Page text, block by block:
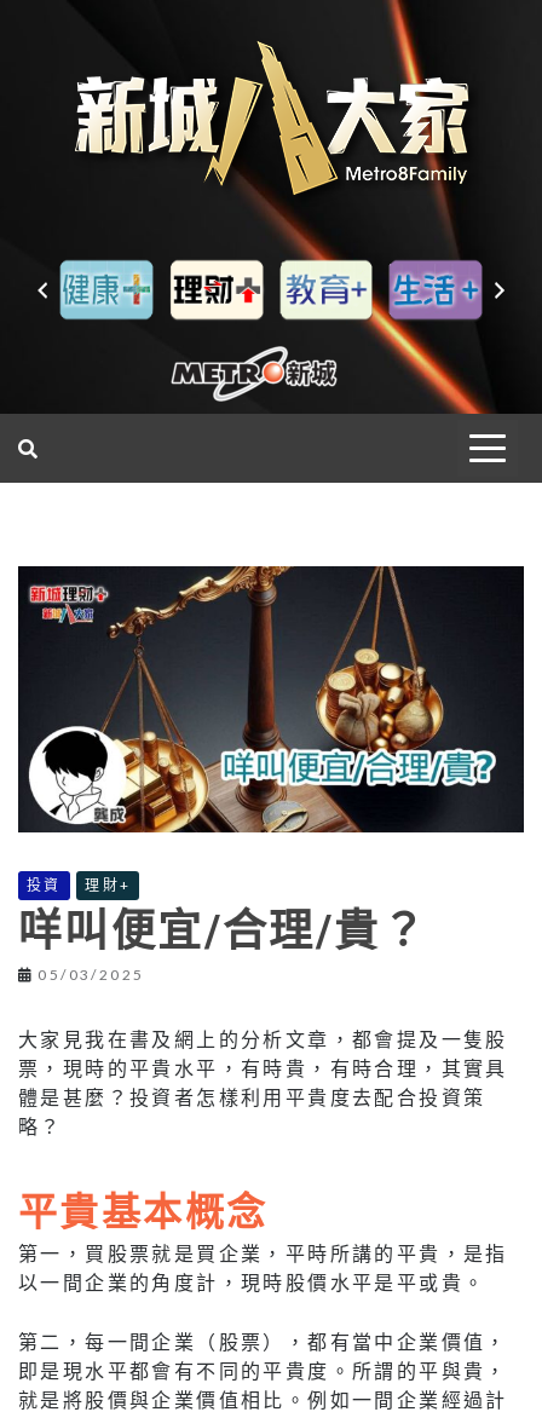
投資 理財+
咩叫便宜/合理/貴？
05/03/2025
大家見我在書及網上的分析文章，都會提及一隻股
票，現時的平貴水平，有時貴，有時合理，其實具
體是甚麼？投資者怎樣利用平貴度去配合投資策
略？
平貴基本概念
第一，買股票就是買企業，平時所講的平貴，是指
以一間企業的角度計，現時股價水平是平或貴。
第二，每一間企業（股票），都有當中企業價值，
即是現水平都會有不同的平貴度。所謂的平與貴，
就是將股價與企業價值相比。例如一間企業經過計